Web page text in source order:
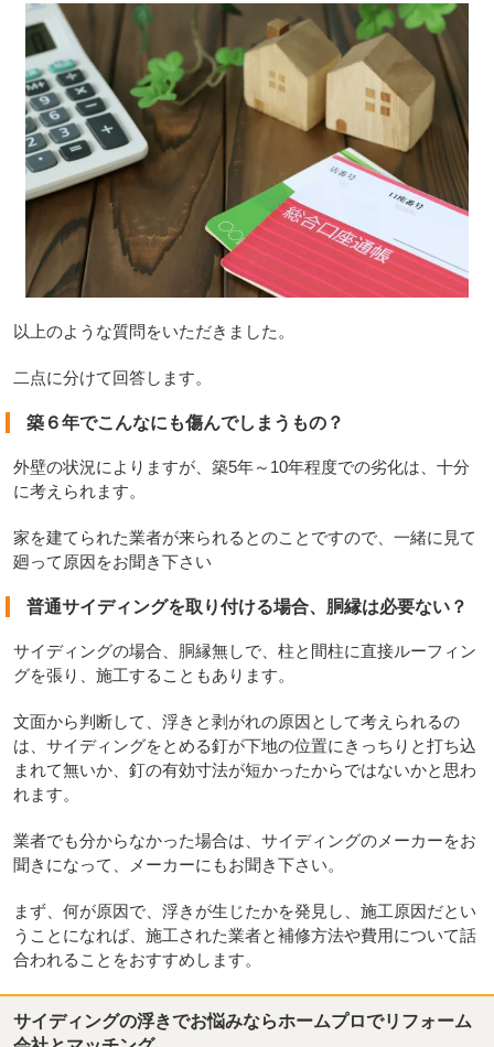
以上のような質問をいただきました。
二点に分けて回答します。
築６年でこんなにも傷んでしまうもの？
外壁の状況によりますが、築5年～10年程度での劣化は、十分
に考えられます。
家を建てられた業者が来られるとのことですので、一緒に見て
廻って原因をお聞き下さい
普通サイディングを取り付ける場合、胴縁は必要ない？
サイディングの場合、胴縁無しで、柱と間柱に直接ルーフィン
グを張り、施工することもあります。
文面から判断して、浮きと剥がれの原因として考えられるの
は、サイディングをとめる釘が下地の位置にきっちりと打ち込
まれて無いか、釘の有効寸法が短かったからではないかと思わ
れます。
業者でも分からなかった場合は、サイディングのメーカーをお
聞きになって、メーカーにもお聞き下さい。
まず、何が原因で、浮きが生じたかを発見し、施工原因だとい
うことになれば、施工された業者と補修方法や費用について話
合われることをおすすめします。
サイディングの浮きでお悩みならホームプロでリフォーム